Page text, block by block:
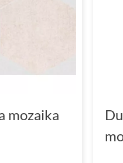
mozaika